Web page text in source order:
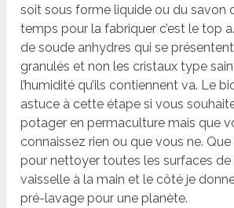
soit sous forme liquide ou du savon
temps pour la fabriquer c’est le top
de soude anhydres qui se
granulés et non les cristaux type
l’humidité qu’ils contiennent va. Le
astuce à cette étape si vous
potager en permaculture mais que
connaissez rien ou que vous ne.
pour nettoyer toutes les surfaces
vaisselle à la main et le côté je
pré-lavage pour une planète.